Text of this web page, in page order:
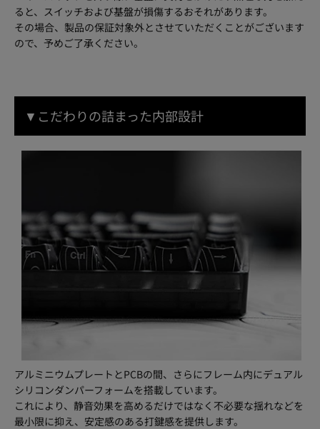
ると、スイッチおよび基盤が損傷するおそれがあります。
その場合、製品の保証対象外とさせていただくことがございます
ので、予めご了承ください。
▼こだわりの詰まった内部設計
アルミニウムプレートとPCBの間、さらにフレーム内にデュアル
シリコンダンパーフォームを搭載しています。
これにより、静音効果を高めるだけではなく不必要な揺れなどを
最小限に抑え、安定感のある打鍵感を提供します。